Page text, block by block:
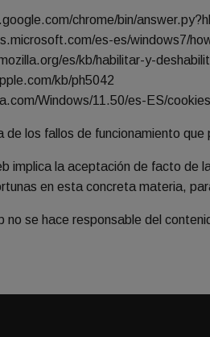
chrome/bin/
es-es/windows7/
es/kb/habilitar-y-
kb/ph5042
Windows/11.50/es-ES/
los fallos de funcionamiento
implica la aceptación de facto
en esta concreta materia,
no se hace responsable del